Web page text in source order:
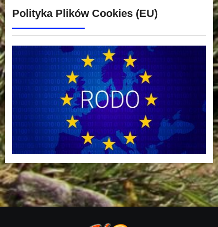
Polityka Plików Cookies (EU)